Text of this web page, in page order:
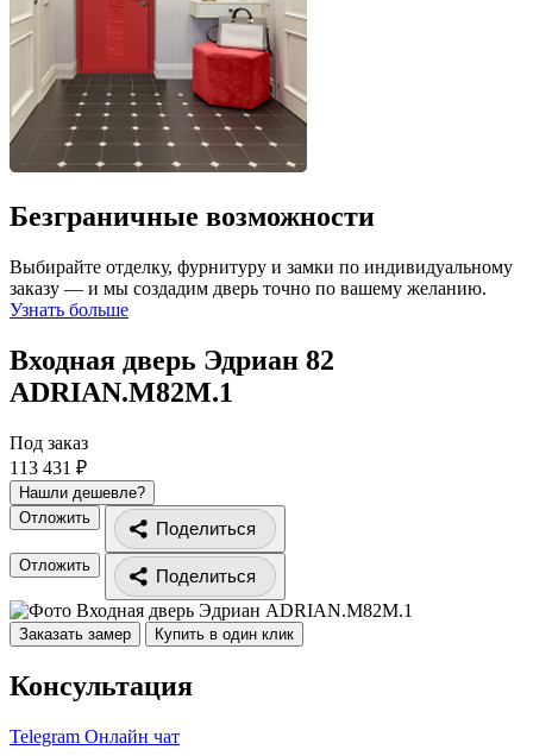
Безграничные возможности
Выбирайте отделку, фурнитуру и замки по индивидуальному
заказу — и мы создадим дверь точно по вашему желанию.
Узнать больше
Входная дверь Эдриан 82
ADRIAN.M82M.1
Под заказ
113 431 ₽
Нашли дешевле?
Отложить
Поделиться
Отложить
Поделиться
Заказать замер Купить в один клик
Консультация
Telegram Онлайн чат